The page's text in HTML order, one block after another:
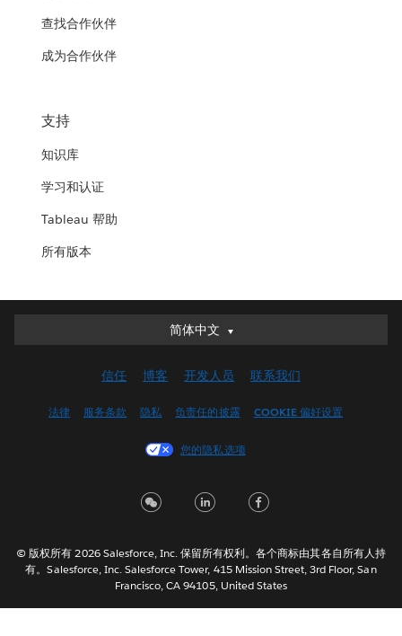
查找合作伙伴
成为合作伙伴
支持
知识库
学习和认证
Tableau 帮助
所有版本
简体中文
简体中文
English (UK)
Français (Canada)
Italiano
한국어
Nederlands
信任 博客 开发人员 联系我们
法律 服务条款 隐私 负责任的披露 COOKIE 偏好设置
您的隐私选项
© 版权所有 2026 Salesforce, Inc. 保留所有权利。各个商标由其各自所有人持
有。Salesforce, Inc. Salesforce Tower, 415 Mission Street, 3rd Floor, San
Francisco, CA 94105, United States